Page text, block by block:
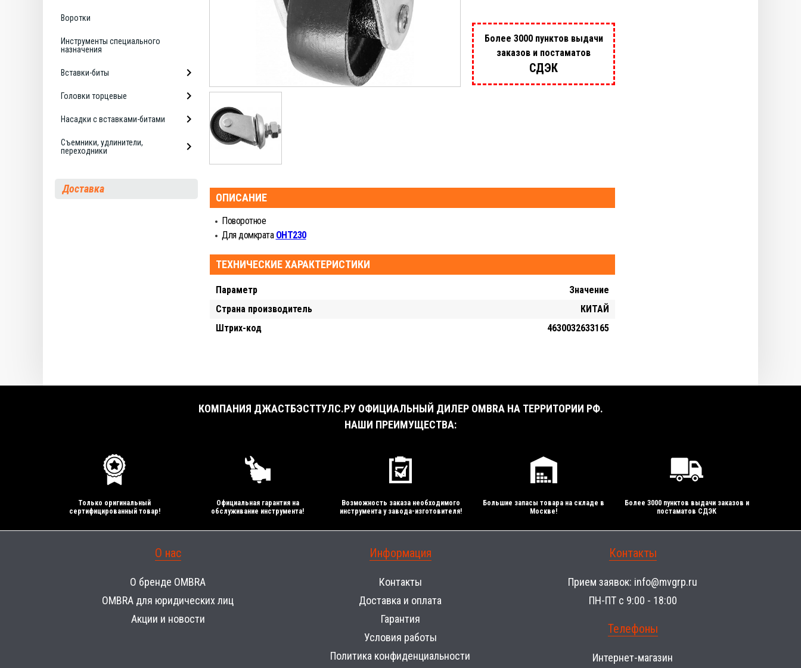
Воротки
Инструменты специального
назначения
Вставки-биты
Головки торцевые
Насадки с вставками-битами
Съемники, удлинители,
переходники
Доставка
Более 3000 пунктов выдачи
заказов и постаматов
СДЭК
ОПИСАНИЕ
Поворотное
Для домкрата OHT230
ТЕХНИЧЕСКИЕ ХАРАКТЕРИСТИКИ
Параметр
Значение
Страна производитель
КИТАЙ
Штрих-код
4630032633165
КОМПАНИЯ ДЖАСТБЭСТТУЛС.РУ ОФИЦИАЛЬНЫЙ ДИЛЕР OMBRA НА ТЕРРИТОРИИ РФ.
НАШИ ПРЕИМУЩЕСТВА:
Только оригинальный
сертифицированный товар!
Официальная гарантия на
обслуживание инструмента!
Возможность заказа необходимого
инструмента у завода-изготовителя!
Большие запасы товара на складе в
Москве!
Более 3000 пунктов выдачи заказов и
постаматов СДЭК
О нас
О бренде OMBRA
OMBRA для юридических лиц
Акции и новости
Информация
Контакты
Доставка и оплата
Гарантия
Условия работы
Политика конфиденциальности
Контакты
Прием заявок: info@mvgrp.ru
ПН-ПТ с 9:00 - 18:00
Телефоны
Интернет-магазин